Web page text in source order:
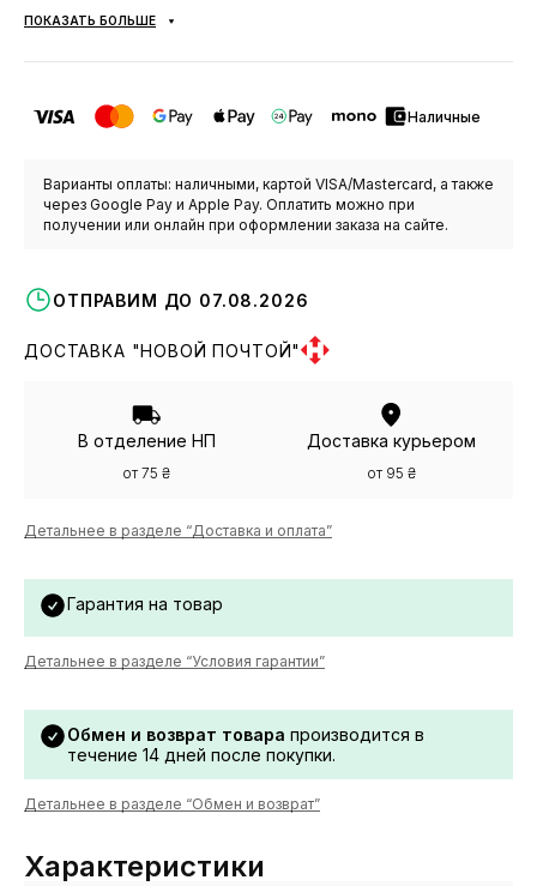
ПОКАЗАТЬ БОЛЬШЕ
Наличные
Варианты оплаты: наличными, картой VISA/Mastercard, а также
через Google Pay и Apple Pay. Оплатить можно при
получении или онлайн при оформлении заказа на сайте.
ОТПРАВИМ ДО 07.08.2026
ДОСТАВКА "НОВОЙ ПОЧТОЙ"
В отделение НП
от 75 ₴
Доставка курьером
от 95 ₴
Детальнее в разделе “Доставка и оплата”
Гарантия на товар
Детальнее в разделе “Условия гарантии”
Обмен и возврат товара производится в
течение 14 дней после покупки.
Детальнее в разделе “Обмен и возврат”
Характеристики